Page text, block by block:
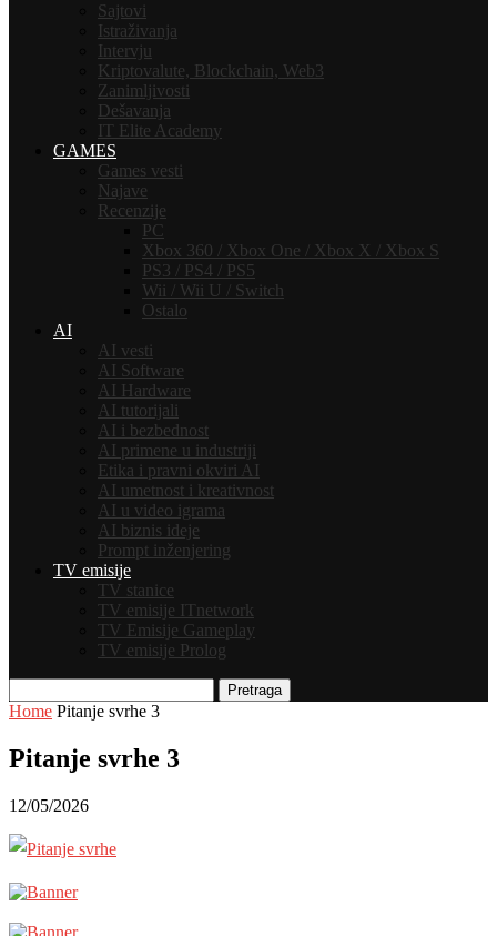
Sajtovi
Istraživanja
Intervju
Kriptovalute, Blockchain, Web3
Zanimljivosti
Dešavanja
IT Elite Academy
GAMES
Games vesti
Najave
Recenzije
PC
Xbox 360 / Xbox One / Xbox X / Xbox S
PS3 / PS4 / PS5
Wii / Wii U / Switch
Ostalo
AI
AI vesti
AI Software
AI Hardware
AI tutorijali
AI i bezbednost
AI primene u industriji
Etika i pravni okviri AI
AI umetnost i kreativnost
AI u video igrama
AI biznis ideje
Prompt inženjering
TV emisije
TV stanice
TV emisije ITnetwork
TV Emisije Gameplay
TV emisije Prolog
Pretraga
Home Pitanje svrhe 3
Pitanje svrhe 3
12/05/2026